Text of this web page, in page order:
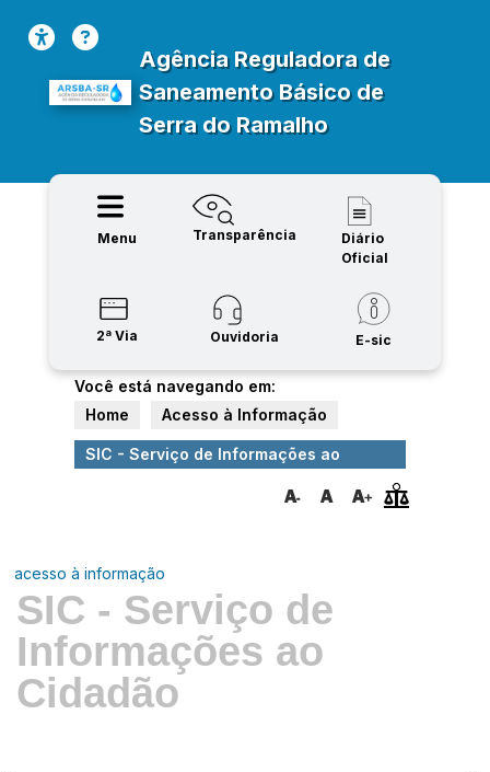
Agência Reguladora de
Saneamento Básico de
Serra do Ramalho
Menu Transparência
Diário
Oficial
2ª Via Ouvidoria E-sic
Você está navegando em:
Home
Acesso à Informação
SIC - Serviço de Informações ao
acesso à informação
SIC - Serviço de
Informações ao
Cidadão